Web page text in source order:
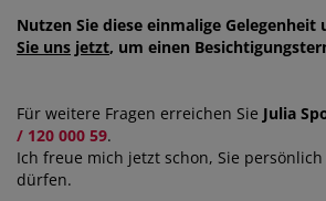
Nutzen Sie diese einmalige Gelegenheit
Sie uns jetzt, um einen
Für weitere Fragen erreichen Sie Julia
/ 120 000 59.
Ich freue mich jetzt schon, Sie
dürfen.